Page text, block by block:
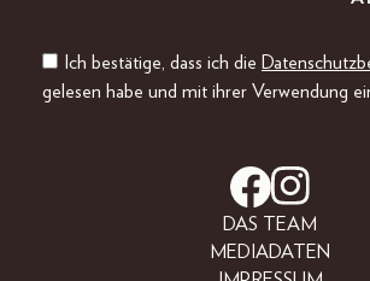
Ich bestätige, dass ich die
gelesen habe und mit ihrer Verwendung
DAS TEAM
MEDIADATEN